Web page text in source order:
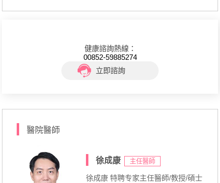
健康諮詢熱線：
00852-59885274
立即諮詢
醫院醫師
徐成康 主任醫師
徐成康 特聘专家主任醫師/教授/碩士